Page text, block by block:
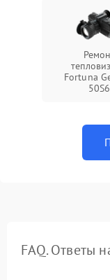
Fortuna
50S6
FAQ. Ответы